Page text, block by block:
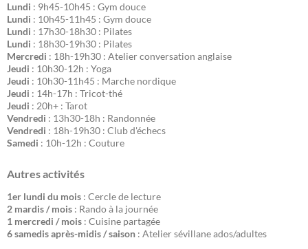
Lundi : 9h45-10h45 : Gym douce
Lundi : 10h45-11h45 : Gym douce
Lundi : 17h30-18h30 : Pilates
Lundi : 18h30-19h30 : Pilates
Mercredi : 18h-19h30 : Atelier conversation anglaise
Jeudi : 10h30-12h : Yoga
Jeudi : 10h30-11h45 : Marche nordique
Jeudi : 14h-17h : Tricot-thé
Jeudi : 20h+ : Tarot
Vendredi : 13h30-18h : Randonnée
Vendredi : 18h-19h30 : Club d'échecs
Samedi : 10h-12h : Couture
Autres activités
1er lundi du mois : Cercle de lecture
2 mardis / mois : Rando à la journée
1 mercredi / mois : Cuisine partagée
6 samedis après-midis / saison : Atelier sévillane ados/adultes